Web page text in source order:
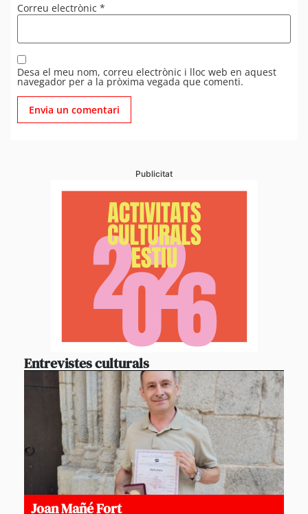
Correu electrònic *
Desa el meu nom, correu electrònic i lloc web en aquest
navegador per a la pròxima vegada que comenti.
Publicitat
Entrevistes culturals
Joan Mañé Fort